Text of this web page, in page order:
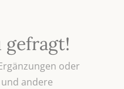
gefragt!
oder
andere